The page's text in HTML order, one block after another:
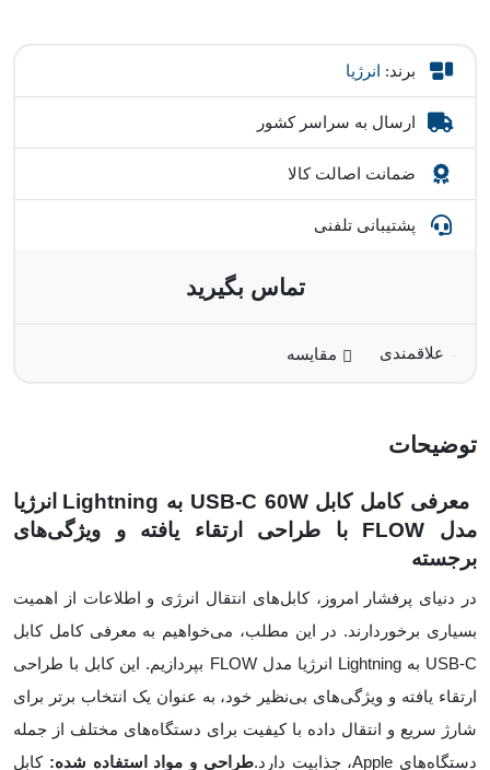
برند: انرژیا
ارسال به سراسر کشور
ضمانت اصالت کالا
پشتیبانی تلفنی
تماس بگیرید
مقایسه
توضیحات
معرفی کامل کابل USB-C 60W به Lightning انرژیا
مدل FLOW با طراحی ارتقاء یافته و ویژگی‌های
برجسته
در دنیای پرفشار امروز، کابل‌های انتقال انرژی و اطلاعات از اهمیت
بسیاری برخوردارند. در این مطلب، می‌خواهیم به معرفی کامل کابل
USB-C به Lightning انرژیا مدل FLOW بپردازیم. این کابل با طراحی
ارتقاء یافته و ویژگی‌های بی‌نظیر خود، به عنوان یک انتخاب برتر برای
شارژ سریع و انتقال داده با کیفیت برای دستگاه‌های مختلف از جمله
دستگاه‌های Apple، جذابیت دارد.
طراحی و مواد استفاده شده: کابل